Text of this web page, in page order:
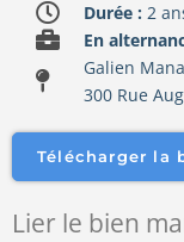
Durée : 2
En
Galien
300 Rue
Télécharger la
Lier le bien